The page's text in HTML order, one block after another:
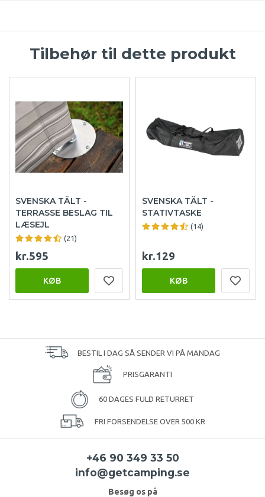
Tilbehør til dette produkt
SVENSKA TÄLT -
TERRASSE BESLAG TIL
LÆSEJL
(21)
kr.595
KØB
SVENSKA TÄLT -
STATIVTASKE
(14)
kr.129
KØB
BESTIL I DAG SÅ SENDER VI PÅ MANDAG
PRISGARANTI
60 DAGES FULD RETURRET
FRI FORSENDELSE OVER 500 KR
+46 90 349 33 50
info@getcamping.se
Besøg os på